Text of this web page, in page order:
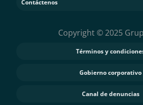
Contáctenos
Copyright © 2025
Términos y
Gobierno corporativo
Canal de denuncias